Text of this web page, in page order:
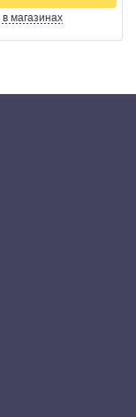
в магазинах